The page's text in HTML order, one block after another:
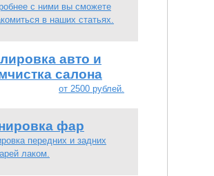
с ними вы сможете
в наших статьях.
авто и
салона
от 2500 рублей.
фар
передних и задних
лаком.